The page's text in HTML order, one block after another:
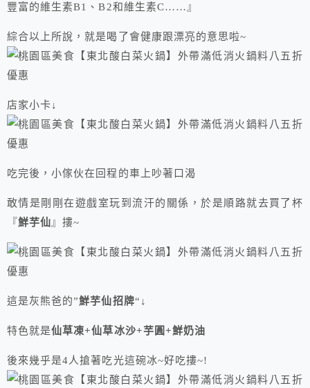
豐富的維生素B1、B2和維生素C……』
綜合以上所說，就是喝了會健康跟漂亮的意思啦~
店家小卡↓
吃完後，小傢伙在回程的車上吵著口渴
敢情是剛剛在遊戲室玩到流汗的關係，於是順路就去買了杯
『鮮芋仙』摟~
這是灰熊爸的”鮮芋仙招牌“↓
特色就是仙草凍+仙草冰沙+芋圓+鮮奶油
後來幾乎是4人搶著吃光這碗冰~好吃摟~!